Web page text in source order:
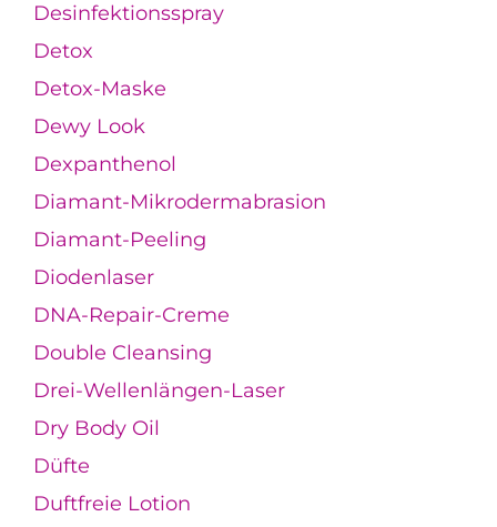
Desinfektionsspray
Detox
Detox-Maske
Dewy Look
Dexpanthenol
Diamant-Mikrodermabrasion
Diamant-Peeling
Diodenlaser
DNA-Repair-Creme
Double Cleansing
Drei-Wellenlängen-Laser
Dry Body Oil
Düfte
Duftfreie Lotion